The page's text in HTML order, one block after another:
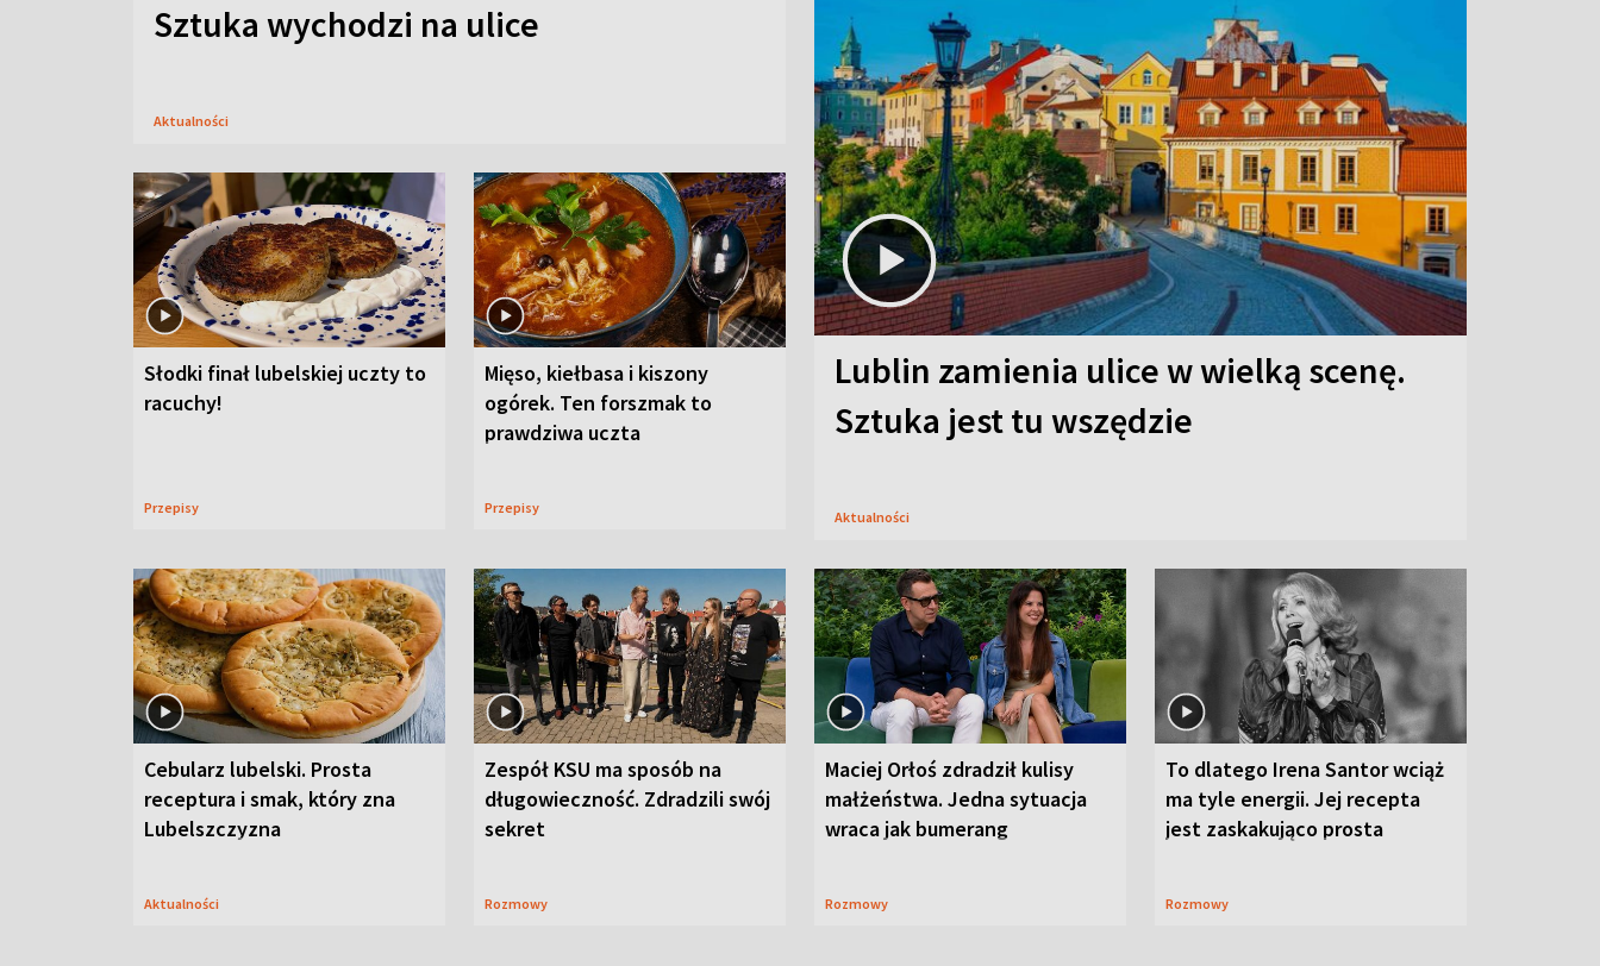
Sztuka wychodzi na ulice
Aktualności
Słodki finał lubelskiej uczty to
racuchy!
Przepisy
Mięso, kiełbasa i kiszony
ogórek. Ten forszmak to
prawdziwa uczta
Przepisy
Lublin zamienia ulice w wielką scenę.
Sztuka jest tu wszędzie
Aktualności
Cebularz lubelski. Prosta
receptura i smak, który zna
Lubelszczyzna
Aktualności
Zespół KSU ma sposób na
długowieczność. Zdradzili swój
sekret
Rozmowy
Maciej Orłoś zdradził kulisy
małżeństwa. Jedna sytuacja
wraca jak bumerang
Rozmowy
To dlatego Irena Santor wciąż
ma tyle energii. Jej recepta
jest zaskakująco prosta
Rozmowy